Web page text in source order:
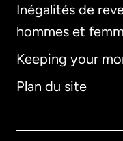
Inégalités de
hommes et
Keeping your
Plan du site